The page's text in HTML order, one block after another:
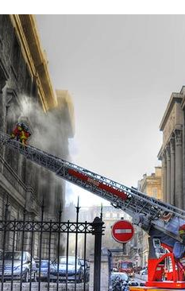
:
de
t-il ?
il
du